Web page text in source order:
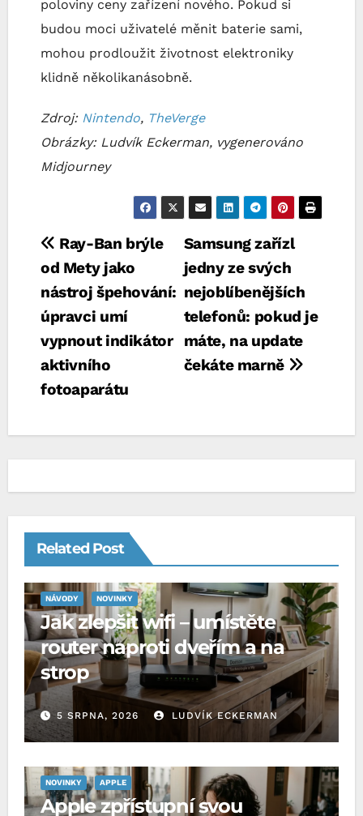
poloviny ceny zařízení nového. Pokud si
budou moci uživatelé měnit baterie sami,
mohou prodloužit životnost elektroniky
klidně několikanásobně.
Zdroj: Nintendo, TheVerge
Obrázky: Ludvík Eckerman, vygenerováno
Midjourney
Navigace
pro
příspěvek
Samsung zařízl
jedny ze svých
nejoblíbenějších
telefonů: pokud je
máte, na update
čekáte marně
Ray-Ban brýle
od Mety jako
nástroj špehování:
úpravci umí
vypnout indikátor
aktivního
fotoaparátu
Related Post
NÁVODY NOVINKY
Jak zlepšit wifi – umístěte
router naproti dveřím a na
strop
5 SRPNA, 2026 LUDVÍK ECKERMAN
NOVINKY APPLE
Apple zpřístupní svou